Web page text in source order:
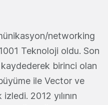
networking
Teknoloji oldu. Son
birinci olan
ile Vector ve
2012 yılının